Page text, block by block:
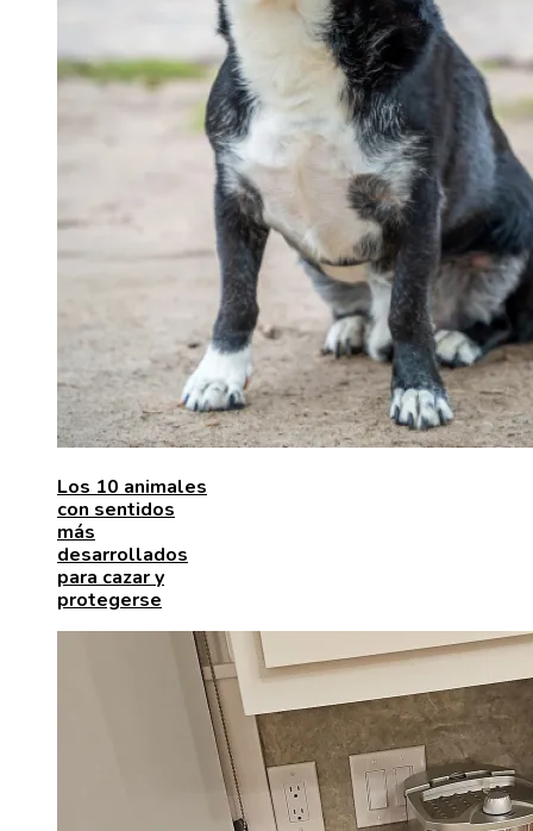
Los 10 animales
con sentidos
más
desarrollados
para cazar y
protegerse